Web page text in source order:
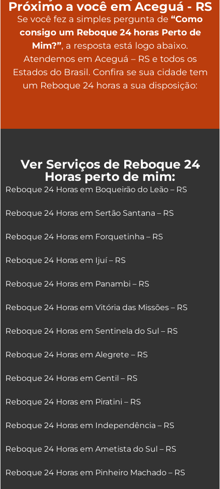
Próximo a você em Aceguá - RS
Se você fez a simples pergunta de “Como
consigo um Reboque 24 horas Perto de
Mim?”, a resposta está logo abaixo.
Atendemos em Aceguá – RS e todos os
Estados do Brasil. Confira se sua cidade tem
um Reboque 24 horas a sua disposição:
Ver Serviços de Reboque 24
Horas perto de mim:
Reboque 24 Horas em Boqueirão do Leão – RS
Reboque 24 Horas em Sertão Santana – RS
Reboque 24 Horas em Forquetinha – RS
Reboque 24 Horas em Ijuí – RS
Reboque 24 Horas em Panambi – RS
Reboque 24 Horas em Vitória das Missões – RS
Reboque 24 Horas em Sentinela do Sul – RS
Reboque 24 Horas em Alegrete – RS
Reboque 24 Horas em Gentil – RS
Reboque 24 Horas em Piratini – RS
Reboque 24 Horas em Independência – RS
Reboque 24 Horas em Ametista do Sul – RS
Reboque 24 Horas em Pinheiro Machado – RS